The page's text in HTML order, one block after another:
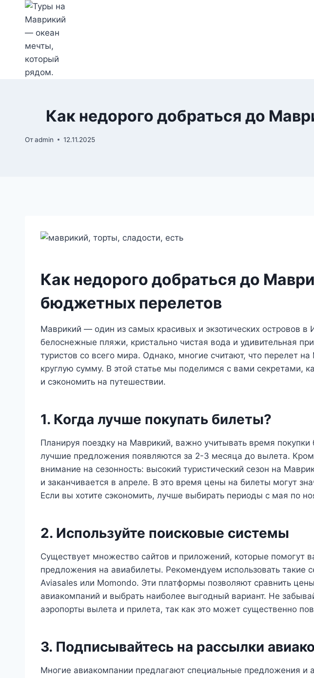
Перейти
содержимому
Как недорого добраться до
Отadmin 12.11.2025
Как недорого добраться до
бюджетных перелетов
Маврикий — один из самых красивых и экзотических островов в
белоснежные пляжи, кристально чистая вода и удивительная
туристов со всего мира. Однако, многие считают, что перелет
круглую сумму. В этой статье мы поделимся с вами секретами,
и сэкономить на путешествии.
1. Когда лучше покупать билеты?
Планируя поездку на Маврикий, важно учитывать время покупки
лучшие предложения появляются за 2-3 месяца до вылета.
внимание на сезонность: высокий туристический сезон на
и заканчивается в апреле. В это время цены на билеты могут
Если вы хотите сэкономить, лучше выбирать периоды с мая по
2. Используйте поисковые системы
Существует множество сайтов и приложений, которые помогут
предложения на авиабилеты. Рекомендуем использовать такие
Aviasales или Momondo. Эти платформы позволяют сравнить
авиакомпаний и выбрать наиболее выгодный вариант. Не
аэропорты вылета и прилета, так как это может существенно
3. Подписывайтесь на рассылки
Многие авиакомпании предлагают специальные предложения и